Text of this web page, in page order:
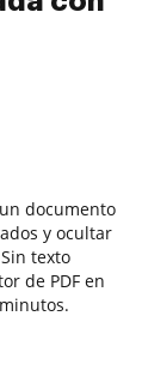
documento
y ocultar
texto
de PDF en